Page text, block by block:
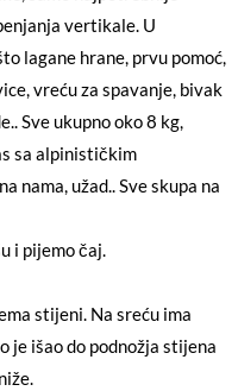
vertikale. U
lagane hrane, prvu pomoć,
vreću za spavanje, bivak
Sve ukupno oko 8 kg,
sa alpinističkim
nama, užad.. Sve skupa na
i pijemo čaj.
stijeni. Na sreću ima
je išao do podnožja stijena